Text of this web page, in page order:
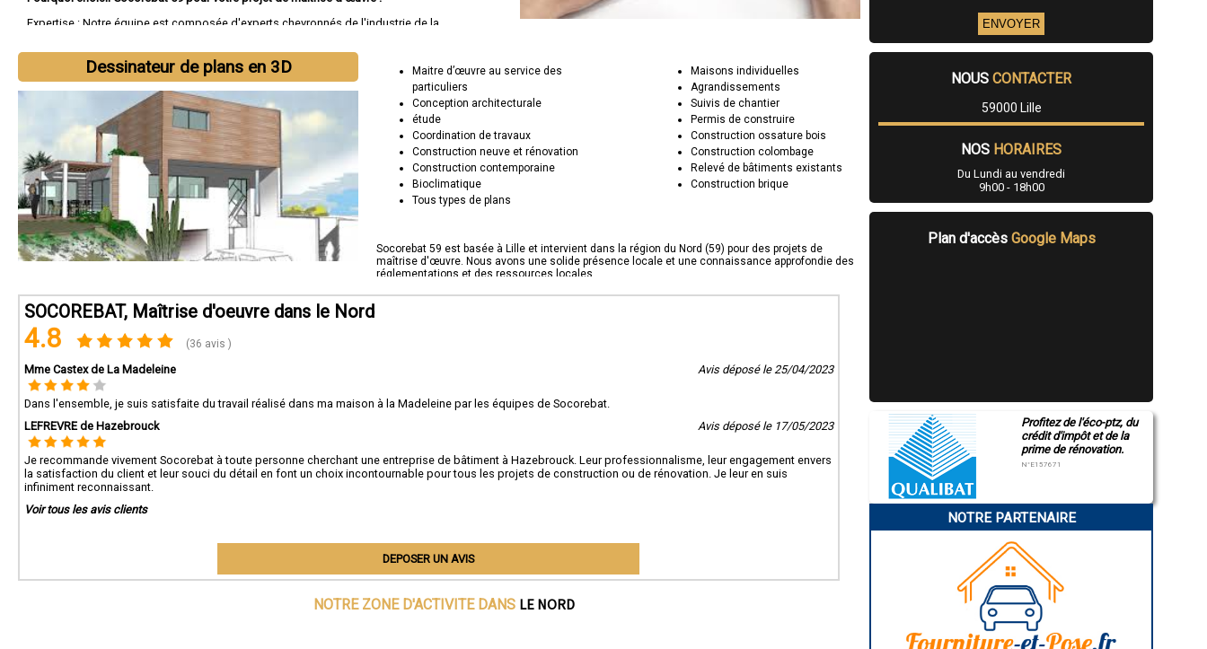
Expertise : Notre équipe est composée d'experts chevronnés de l'industrie de la
Transparence :Socorebat 59 maintient une communication ouverte et transparente avec ses
clients tout au long du projet.
Réalisation de qualité :Nous nous engageons à fournir des résultats de haute qualité,
conformes aux attentes de nos clients.
Dessinateur de plans en 3D
Maitre d’œuvre au service des
particuliers
Conception architecturale
étude
Coordination de travaux
Construction neuve et rénovation
Construction contemporaine
Bioclimatique
Tous types de plans
Maisons individuelles
Agrandissements
Suivis de chantier
Permis de construire
Construction ossature bois
Construction colombage
Relevé de bâtiments existants
Construction brique
Socorebat 59 est basée à Lille et intervient dans la région du Nord (59) pour des projets de
maîtrise d'œuvre. Nous avons une solide présence locale et une connaissance approfondie des
réglementations et des ressources locales.
Contactez Socorebat 59 dès aujourd'hui :
SOCOREBAT, Maîtrise d'oeuvre dans le Nord
4.8 (36 avis )
Mme Castex de La Madeleine Avis déposé le 25/04/2023
Dans l'ensemble, je suis satisfaite du travail réalisé dans ma maison à la Madeleine par les équipes de Socorebat.
LEFREVRE de Hazebrouck
Avis déposé le 17/05/2023
Je recommande vivement Socorebat à toute personne cherchant une entreprise de bâtiment à Hazebrouck. Leur professionnalisme, leur engagement envers
la satisfaction du client et leur souci du détail en font un choix incontournable pour tous les projets de construction ou de rénovation. Je leur en suis
infiniment reconnaissant.
Voir tous les avis clients
DEPOSER UN AVIS
NOTRE ZONE D'ACTIVITE DANS LE NORD
NOUS CONTACTER
59000 Lille
NOS HORAIRES
Du Lundi au vendredi
9h00 - 18h00
Plan d'accès Google Maps
Profitez de l'éco-ptz, du
crédit d'impôt et de la
prime de rénovation.
N°E157671
NOTRE PARTENAIRE